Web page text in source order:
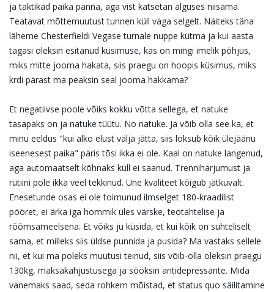
ja taktikad paika panna, aga vist katsetan alguses niisama.
Teatavat mõttemuutust tunnen küll väga selgelt. Näiteks täna
läheme Chesterfieldi Vegase turnale nuppe kütma ja kui aasta
tagasi oleksin esitanud küsimuse, kas on mingi imelik põhjus,
miks mitte jooma hakata, siis praegu on hoopis küsimus, miks
krdi pärast ma peaksin seal jooma hakkama?
Et negatiivse poole võiks kokku võtta sellega, et natuke
tasapaks on ja natuke tüütu. No natuke. Ja võib olla see ka, et
minu eeldus "kui alko elust välja jätta, siis loksub kõik ülejäänu
iseenesest paika" päris tõsi ikka ei ole. Kaal on natuke langenud,
aga automaatselt kõhnaks küll ei saanud. Trenniharjumust ja
rutiini pole ikka veel tekkinud. Une kvaliteet kõigub jätkuvalt.
Enesetunde osas ei ole toimunud ilmselget 180-kraadilist
pööret, ei ärka iga hommik üles värske, teotahtelise ja
rõõmsameelsena. Et võiks ju küsida, et kui kõik on suhteliselt
sama, et milleks siis üldse punnida ja pusida? Ma vastaks sellele
nii, et kui ma poleks muutusi teinud, siis võib-olla oleksin praegu
130kg, maksakahjustusega ja sööksin antidepressante. Mida
vanemaks saad, seda rohkem mõistad, et status quo säilitamine